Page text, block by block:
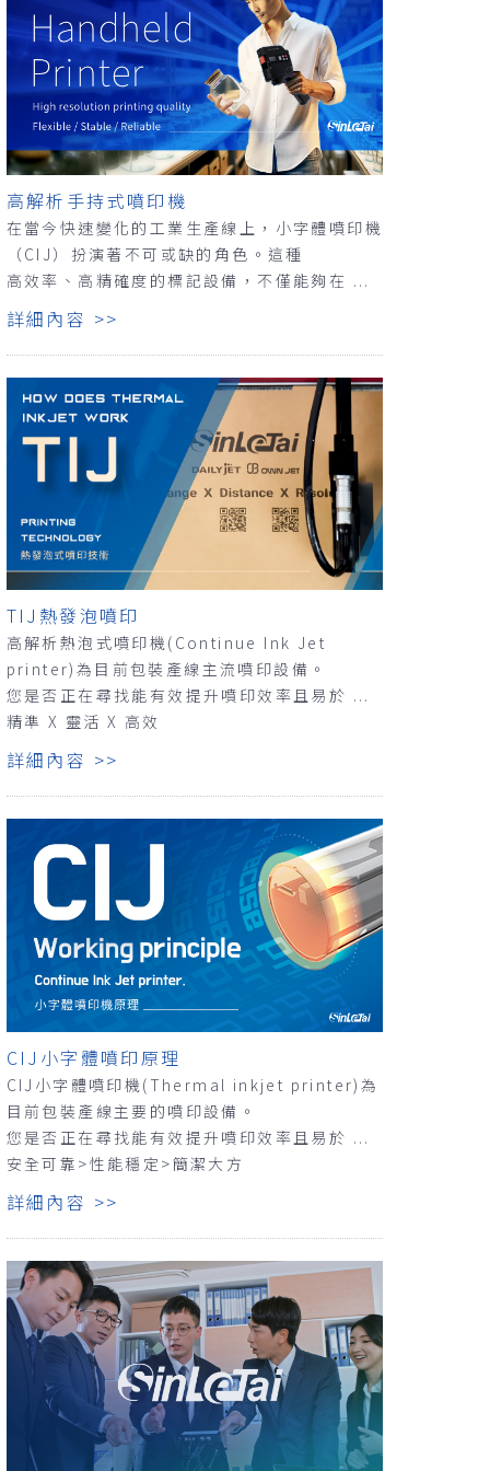
高解析手持式噴印機
在當今快速變化的工業生產線上，小字體噴印機
（CIJ）扮演著不可或缺的角色。這種
高效率、高精確度的標記設備，不僅能夠在 ...
詳細內容 >>
TIJ熱發泡噴印
高解析熱泡式噴印機(Continue Ink Jet
printer)為目前包裝產線主流噴印設備。
您是否正在尋找能有效提升噴印效率且易於 ...
精準 X 靈活 X 高效
詳細內容 >>
CIJ小字體噴印原理
CIJ小字體噴印機(Thermal inkjet printer)為
目前包裝產線主要的噴印設備。
您是否正在尋找能有效提升噴印效率且易於 ...
安全可靠>性能穩定>簡潔大方
詳細內容 >>